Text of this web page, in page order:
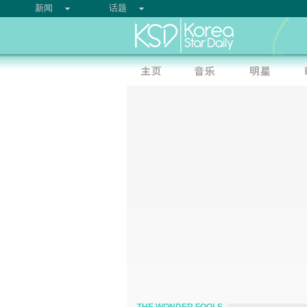
新闻 话题